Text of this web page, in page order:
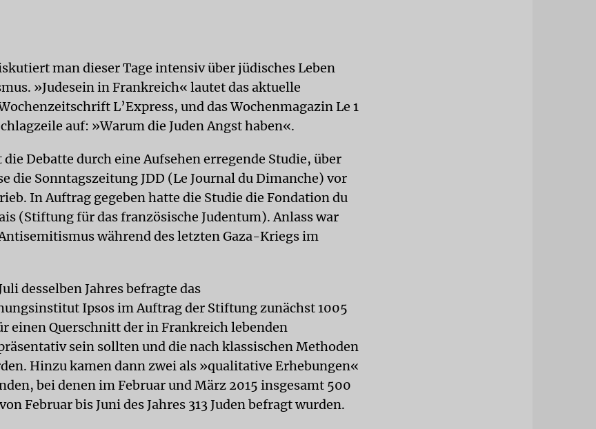
man dieser Tage intensiv über jüdisches Leben
»Judesein in Frankreich« lautet das aktuelle
L’Express, und das Wochenmagazin Le 1
auf: »Warum die Juden Angst haben«.
Debatte durch eine Aufsehen erregende Studie, über
die Sonntagszeitung JDD (Le Journal du Dimanche) vor
In Auftrag gegeben hatte die Studie die Fondation du
(Stiftung für das französische Judentum). Anlass war
während des letzten Gaza-Kriegs im
desselben Jahres befragte das
Ipsos im Auftrag der Stiftung zunächst 1005
einen Querschnitt der in Frankreich lebenden
sein sollten und die nach klassischen Methoden
Hinzu kamen dann zwei als »qualitative Erhebungen«
bei denen im Februar und März 2015 insgesamt 500
Februar bis Juni des Jahres 313 Juden befragt wurden.